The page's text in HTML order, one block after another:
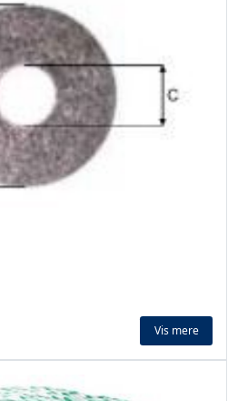
Vis mere